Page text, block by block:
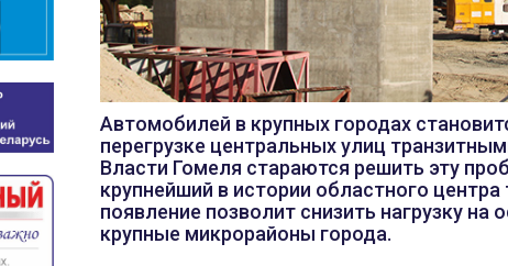
Автомобилей в крупных городах
перегрузке центральных улиц
Власти Гомеля стараются решить эту
крупнейший в истории областного
появление позволит снизить нагрузку
крупные микрорайоны города.